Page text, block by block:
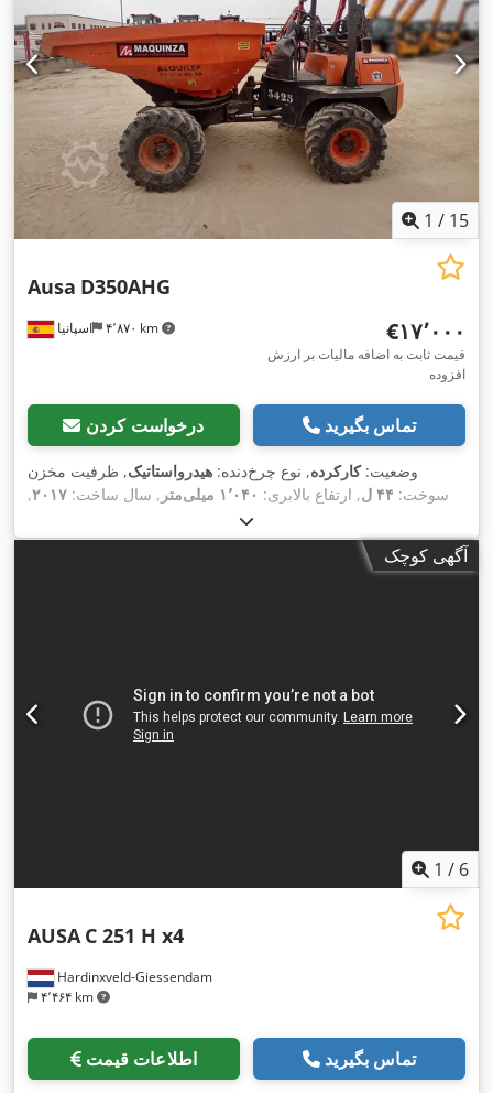
1 / 15
اسپانیا ۴٬۸۷۰ km
Ausa D350AHG
‎€۱۷٬۰۰۰
قیمت ثابت به اضافه مالیات بر ارزش
افزوده
درخواست کردن تماس بگیرید
وضعیت:کارکرده, نوع چرخ‌دنده: هیدرواستاتیک, ظرفیت مخزن
سوخت: ۴۴ ل , ارتفاع بالابری: ۱٬۰۴۰ میلی‌متر , سال ساخت: ۲۰۱۷,
آگهی کوچک
1 / 6
Hardinxveld-Giessendam
۴٬۴۶۴ km
AUSA C 251 H x4
اطلاعات قیمت تماس بگیرید